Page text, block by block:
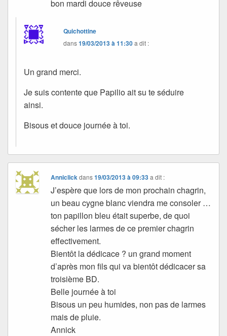
bon mardi douce rêveuse
Quichottine
dans19/03/2013 à 11:30a dit :
Un grand merci.
Je suis contente que Papilio ait su te séduire
ainsi.
Bisous et douce journée à toi.
Anniclick dans19/03/2013 à 09:33 a dit :
J’espère que lors de mon prochain chagrin,
un beau cygne blanc viendra me consoler …
ton papillon bleu était superbe, de quoi
sécher les larmes de ce premier chagrin
effectivement.
Bientôt la dédicace ? un grand moment
d’après mon fils qui va bientôt dédicacer sa
troisième BD.
Belle journée à toi
Bisous un peu humides, non pas de larmes
mais de pluie.
Annick